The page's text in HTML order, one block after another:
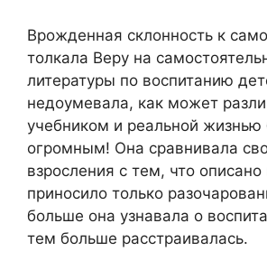
Врожденная склонность к
толкала Веру на
литературы по воспитанию
недоумевала, как может
учебником и реальной жизнью
огромным! Она сравнивала
взросления с тем, что описано
приносило только
больше она узнавала о
тем больше расстраивалась.